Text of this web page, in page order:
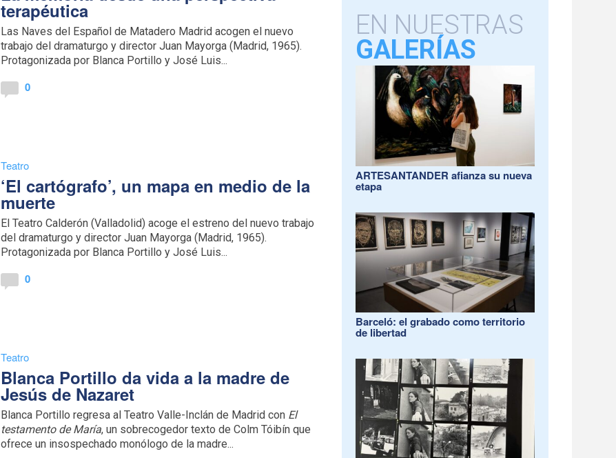
terapéutica
Las Naves del Español de Matadero Madrid acogen el nuevo
trabajo del dramaturgo y director Juan Mayorga (Madrid, 1965).
Protagonizada por Blanca Portillo y José Luis...
0
Teatro
‘El cartógrafo’, un mapa en medio de la
muerte
El Teatro Calderón (Valladolid) acoge el estreno del nuevo trabajo
del dramaturgo y director Juan Mayorga (Madrid, 1965).
Protagonizada por Blanca Portillo y José Luis...
0
Teatro
Blanca Portillo da vida a la madre de
Jesús de Nazaret
Blanca Portillo regresa al Teatro Valle-Inclán de Madrid con El
testamento de María, un sobrecogedor texto de Colm Tóibín que
ofrece un insospechado monólogo de la madre...
EN NUESTRAS
GALERÍAS
ARTESANTANDER afianza su nueva
etapa
Barceló: el grabado como territorio
de libertad